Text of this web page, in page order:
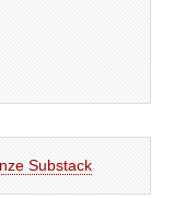
Substack